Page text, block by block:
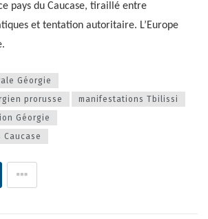
pays du Caucase, tiraillé entre
et tentation autoritaire. L’Europe
Géorgie
prorusse
manifestations Tbilissi
Géorgie